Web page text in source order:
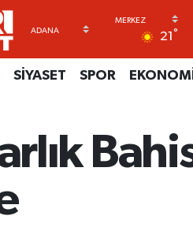
21 °
SİYASET SPOR EKONOMİ